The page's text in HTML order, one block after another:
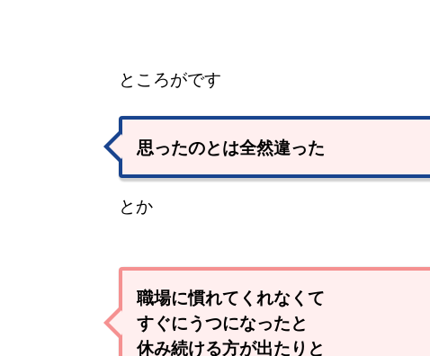
ところがです
思ったのとは全然違った
とか
職場に慣れてくれなくて
すぐにうつになったと
休み続ける方が出たりと